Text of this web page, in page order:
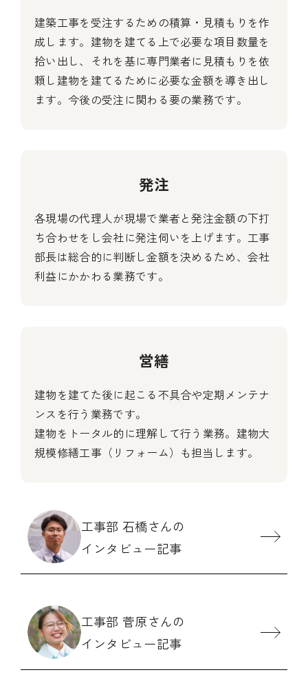
建築工事を受注するための積算・見積もりを作
成します。建物を建てる上で必要な項目数量を
拾い出し、それを基に専門業者に見積もりを依
頼し建物を建てるために必要な金額を導き出し
ます。今後の受注に関わる要の業務です。
発注
各現場の代理人が現場で業者と発注金額の下打
ち合わせをし会社に発注伺いを上げます。工事
部長は総合的に判断し金額を決めるため、会社
利益にかかわる業務です。
営繕
建物を建てた後に起こる不具合や定期メンテナ
ンスを行う業務です。
建物をトータル的に理解して行う業務。建物大
規模修繕工事（リフォーム）も担当します。
工事部 石橋さんの
インタビュー記事
工事部 菅原さんの
インタビュー記事